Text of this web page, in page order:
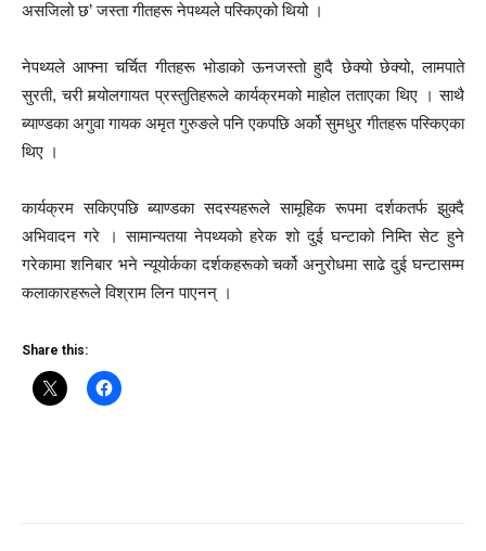
असजिलो छ’ जस्ता गीतहरू नेपथ्यले पस्किएको थियो ।
नेपथ्यले आफ्ना चर्चित गीतहरू भोडाको ऊनजस्तो हुादै छेक्यो छेक्यो, लामपाते
सुरती, चरी मर्‍योलगायत प्रस्तुतिहरूले कार्यक्रमको माहोल तताएका थिए । साथै
ब्याण्डका अगुवा गायक अमृत गुरुङले पनि एकपछि अर्को सुमधुर गीतहरू पस्किएका
थिए ।
कार्यक्रम सकिएपछि ब्याण्डका सदस्यहरूले सामूहिक रूपमा दर्शकतर्फ झुक्दै
अभिवादन गरे । सामान्यतया नेपथ्यको हरेक शो दुई घन्टाको निम्ति सेट हुने
गरेकामा शनिबार भने न्यूयोर्कका दर्शकहरूको चर्को अनुरोधमा साढे दुई घन्टासम्म
कलाकारहरूले विश्राम लिन पाएनन् ।
Share this: